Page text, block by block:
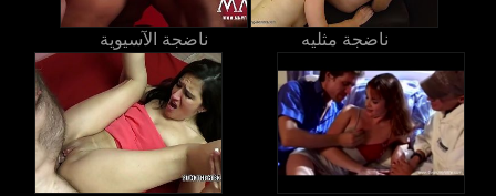
ناضجة الآسيوية ناضجة مثليه